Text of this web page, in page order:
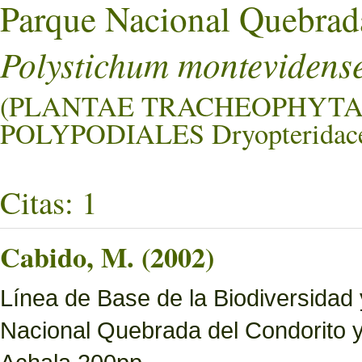
Parque Nacional
Polystichum
(PLANTAE
POLYPODIALES
Citas: 1
Cabido, M. (2002)
Línea de Base de la
Nacional Quebrada del Condorito